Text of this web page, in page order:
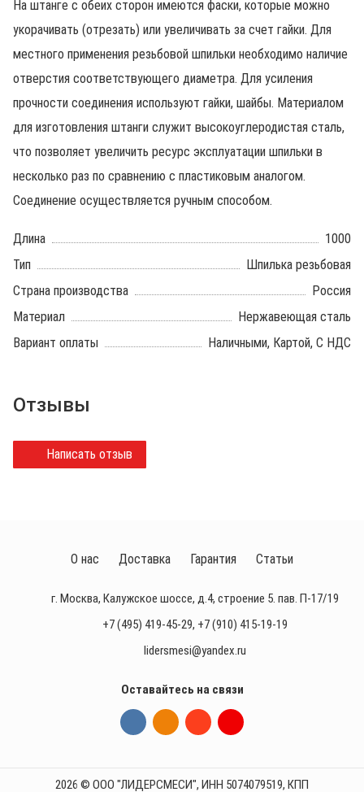
На штанге с обеих сторон имеются фаски, которые можно
укорачивать (отрезать) или увеличивать за счет гайки. Для
местного применения резьбовой шпильки необходимо наличие
отверстия соответствующего диаметра. Для усиления
прочности соединения используют гайки, шайбы. Материалом
для изготовления штанги служит высокоуглеродистая сталь,
что позволяет увеличить ресурс эксплуатации шпильки в
несколько раз по сравнению с пластиковым аналогом.
Соединение осуществляется ручным способом.
Длина
1000
Тип
Шпилька резьбовая
Страна производства
Россия
Материал
Нержавеющая сталь
Вариант оплаты
Наличными, Картой, С НДС
Отзывы
Написать отзыв
г. Москва, Калужское шоссе, д.4, строение 5. пав. П-17/19
+7 (495) 419-45-29, +7 (910) 415-19-19
lidersmesi@yandex.ru
О нас Доставка Гарантия Статьи
Оставайтесь на связи
2026 © ООО "ЛИДЕРСМЕСИ", ИНН 5074079519, КПП